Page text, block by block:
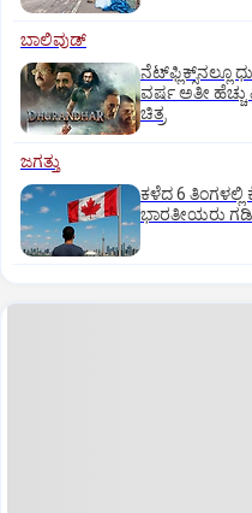
ಬಾಲಿವುಡ್‌
ನೆಟ್‌ಫ್ಲಿಕ್ಸ್‌ನಲ್ಲೂ
ವರ್ಷ ಅತೀ ಹೆಚ್ಚು
ಚಿತ್ರ
ಜಗತ್ತು
ಕಳೆದ 6 ತಿಂಗಳಲ್ಲಿ
ಭಾರತೀಯರು